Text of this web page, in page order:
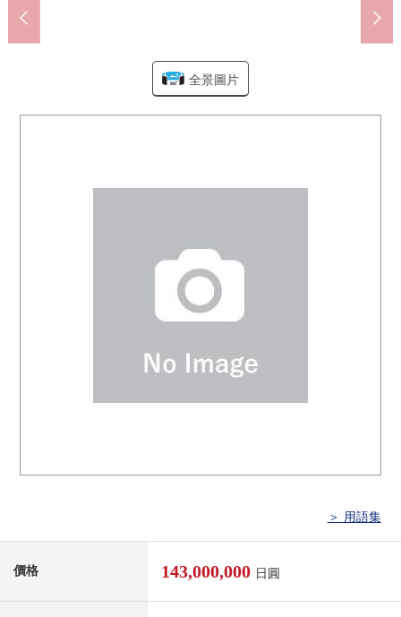
全景圖片
＞ 用語集
價格 143,000,000 日圓